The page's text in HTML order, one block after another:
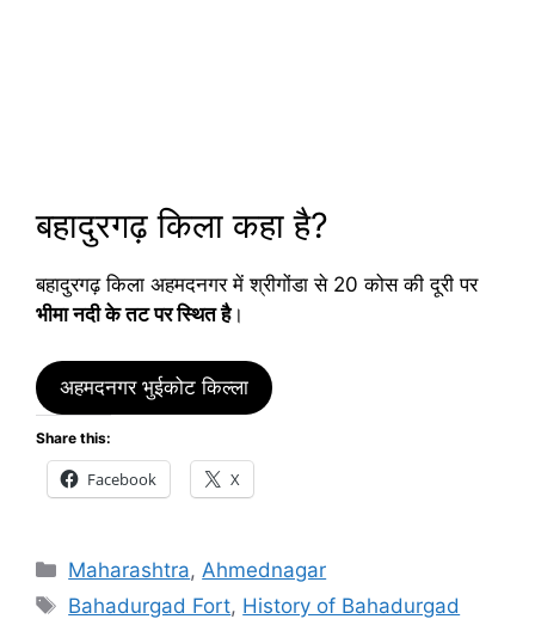
बहादुरगढ़ किला कहा है?
बहादुरगढ़ किला अहमदनगर में श्रीगोंडा से 20 कोस की दूरी पर
भीमा नदी के तट पर स्थित है।
अहमदनगर भुईकोट किल्ला
Share this:
Facebook X
Categories
Maharashtra, Ahmednagar
Tags
Bahadurgad Fort, History of Bahadurgad